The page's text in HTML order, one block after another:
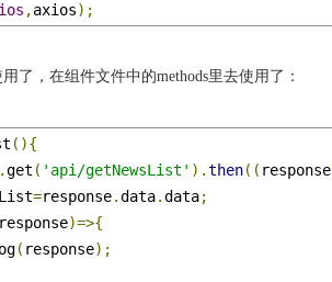
,axios);
了，在组件文件中的methods里去使用了：
(){
.get ( 'api/getNewsList' ).then(( response
=response.data.data;
response)=>{
( response);